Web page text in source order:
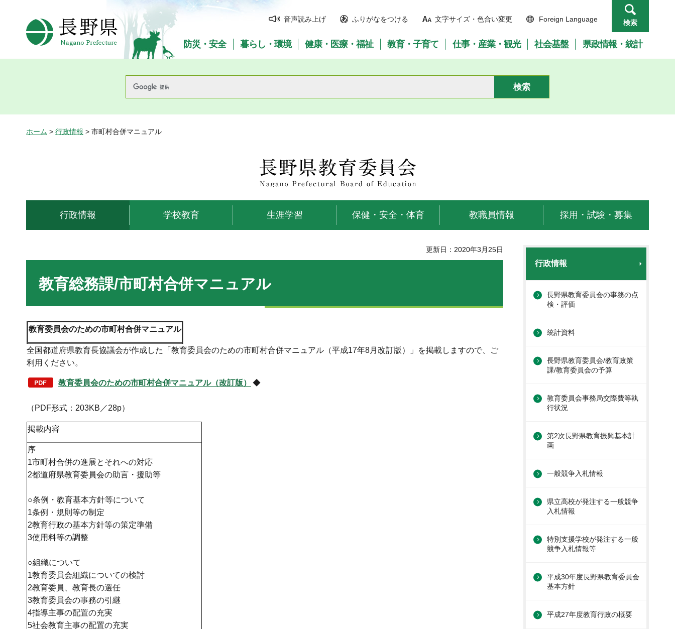
長野県Nagano Prefecture
音声読み上げ ふりがなをつける 文字サイズ・色合い変更 Foreign Language 検索
防災・安全 暮らし・環境 健康・医療・福祉 教育・子育て 仕事・産業・観光 社会基盤 県政情報・統計
ホーム > 行政情報 > 市町村合併マニュアル
長野県教育委員会
行政情報 学校教育 生涯学習 保健・安全・体育 教職員情報 採用・試験・募集
更新日：2020年3月25日
教育総務課/市町村合併マニュアル
教育委員会のための市町村合併マニュアル
全国都道府県教育長協議会が作成した「教育委員会のための市町村合併マニュアル（平成17年8月改訂版）」を掲載しますので、ご
利用ください。
教育委員会のための市町村合併マニュアル（改訂版） ◆
（PDF形式：203KB／28p）
掲載内容
序
1市町村合併の進展とそれへの対応
2都道府県教育委員会の助言・援助等
○条例・教育基本方針等について
1条例・規則等の制定
2教育行政の基本方針等の策定準備
3使用料等の調整
○組織について
1教育委員会組織についての検討
2教育委員、教育長の選任
3教育委員会の事務の引継
4指導主事の配置の充実
5社会教育主事の配置の充実
行政情報
長野県教育委員会の事務の点
検・評価
統計資料
長野県教育委員会/教育政策
課/教育委員会の予算
教育委員会事務局交際費等執
行状況
第2次長野県教育振興基本計
画
一般競争入札情報
県立高校が発注する一般競争
入札情報
特別支援学校が発注する一般
競争入札情報等
平成30年度長野県教育委員会
基本方針
平成27年度教育行政の概要